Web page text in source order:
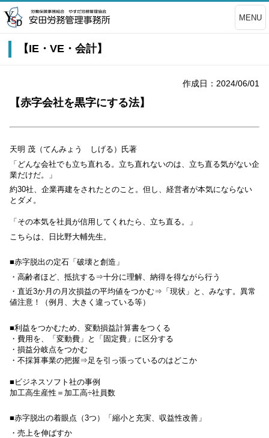
MENU
【IE・VE・会計】
作成日：2024/06/01
【赤字会社を黒字にする法】
天明 茂（てんみょう しげる）氏著
「どんな会社でも立ち直れる。立ち直れないのは、立ち直る気がない企
業だけだ。」
約30社、企業再建をされたとのこと。但し、経営者が本気にならない
とダメ。
「その本気を社員が信用してくれたら、立ち直る。」
こちらは、日比野大輔先生。
■赤字脱出の定石「破壊と創造」
・高齢者ほど、抵抗する⇒十分に理解、納得を得ながら行う
・直近3か月の月次損益の平均値をつかむ⇒「現状」と、みなす。異常
値注意！（例月、大きく違っている等）
■利益をつかむため、変動損益計算書をつくる
・費用を、「変動費」と「固定費」に区分する
・損益分岐点をつかむ
・不採算事業の把握⇒足を引っ張っているのはどこか
■ビジネスソフト社の事例
加工高生産性＝加工高÷社員数
■赤字脱出の着眼点（3つ）「縮小と充実、収益性改善」
・売上を伸ばすか